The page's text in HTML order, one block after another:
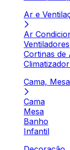
Ar e
Ar
Ventiladores
Cortinas de
Cama,
Cama
Mesa
Banho
Infantil